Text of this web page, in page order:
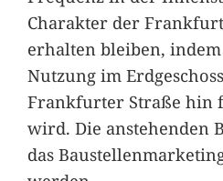
Charakter der
erhalten bleiben,
Nutzung im
Frankfurter Straße hin
wird. Die anstehenden
das